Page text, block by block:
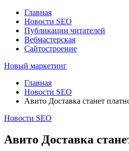
Главная
Новости SEO
Публикации читателей
Вебмастерская
Сайтостроение
Новый маркетинг
Главная
Новости SEO
Авито Доставка станет
Новости SEO
Авито Доставка